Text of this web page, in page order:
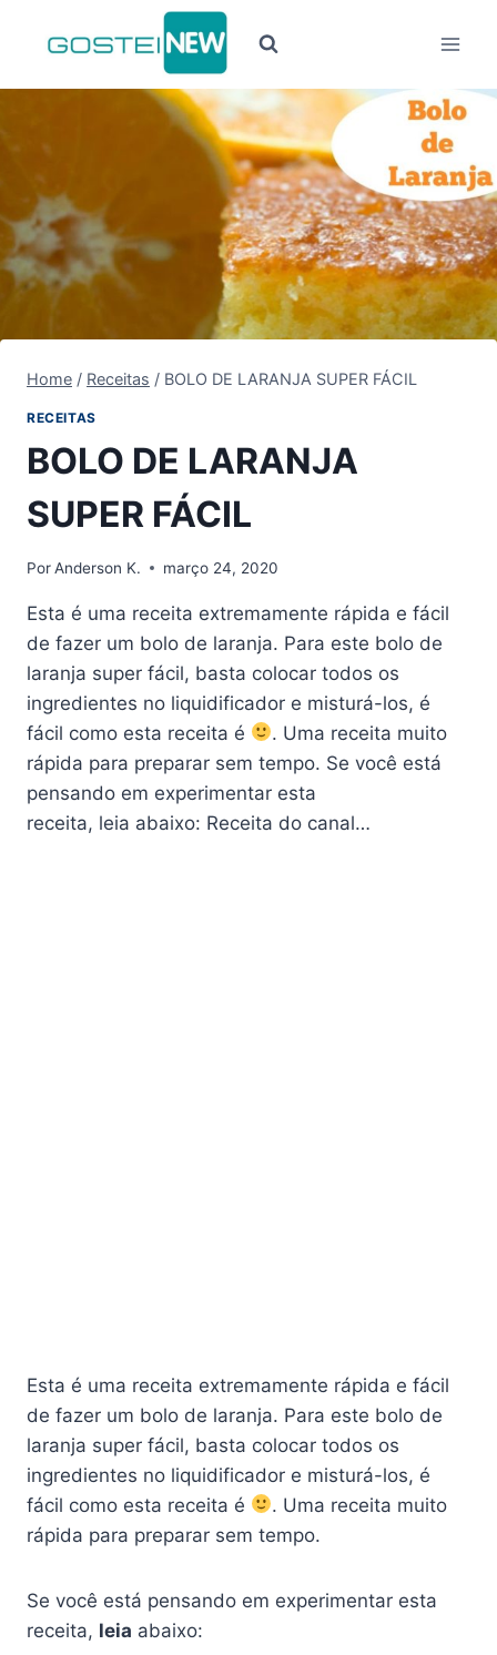
Home / Receitas / BOLO DE LARANJA SUPER FÁCIL
RECEITAS
BOLO DE LARANJA
SUPER FÁCIL
PorAnderson K. março 24, 2020
Esta é uma receita extremamente rápida e fácil
de fazer um bolo de laranja. Para este bolo de
laranja super fácil, basta colocar todos os
ingredientes no liquidificador e misturá-los, é
fácil como esta receita é
. Uma receita muito
rápida para preparar sem tempo. Se você está
pensando em experimentar esta
receita, leia abaixo: Receita do canal…
Esta é uma receita extremamente rápida e fácil
de fazer um bolo de laranja. Para este bolo de
laranja super fácil, basta colocar todos os
ingredientes no liquidificador e misturá-los, é
fácil como esta receita é
. Uma receita muito
rápida para preparar sem tempo.
Se você está pensando em experimentar esta
receita, leia abaixo: